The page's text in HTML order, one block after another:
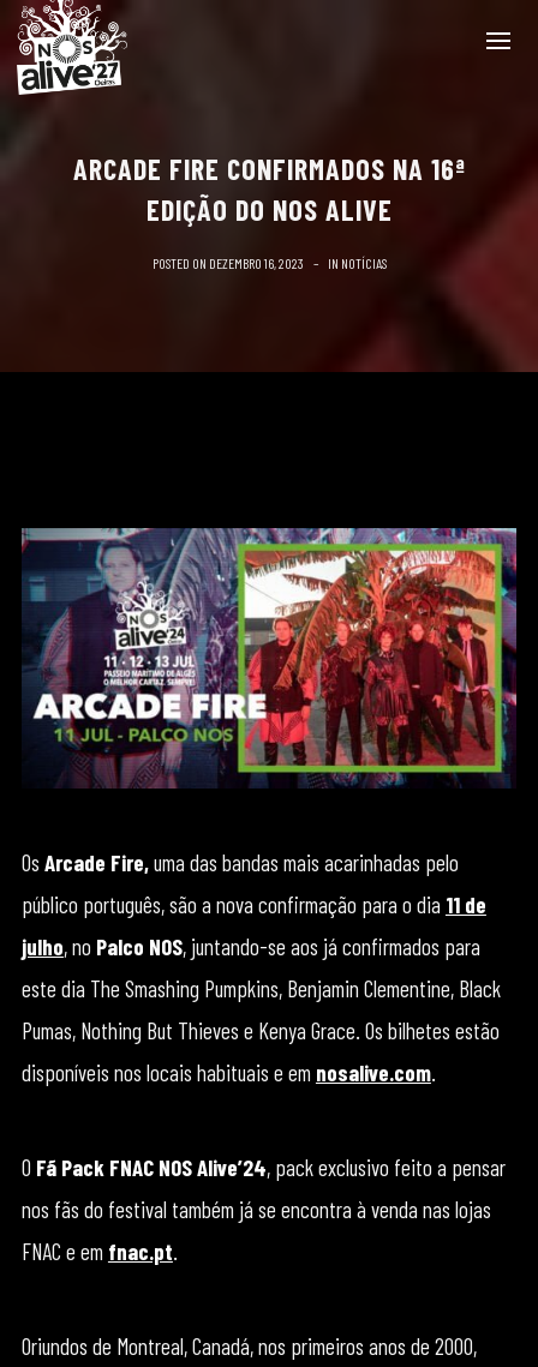
ARCADE FIRE CONFIRMADOS NA 16ª
EDIÇÃO DO NOS ALIVE
POSTED ON DEZEMBRO 16, 2023 IN NOTÍCIAS
Os Arcade Fire,uma das bandas mais acarinhadas pelo
público português, são a nova confirmação para o dia 11 de
julho, no Palco NOS, juntando-se aos já confirmados para
este dia The Smashing Pumpkins, Benjamin Clementine, Black
Pumas, Nothing But Thieves e Kenya Grace. Os bilhetes estão
disponíveis nos locais habituais e em nosalive.com.
O Fã Pack FNAC NOS Alive’24, pack exclusivo feito a pensar
nos fãs do festival também já se encontra à venda nas lojas
FNAC e em fnac.pt.
Oriundos de Montreal, Canadá, nos primeiros anos de 2000,